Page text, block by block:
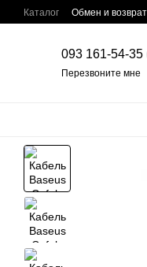
Перейти к основному
Каталог Обмен и возврат
093 161-54-35
Перезвоните мне